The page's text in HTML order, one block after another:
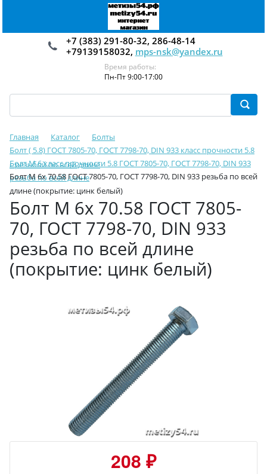
+7 (383) 291-80-32, 286-48-14
+79139158032, mps-nsk@yandex.ru
Время работы:
Пн-Пт 9:00-17:00
Главная Каталог
Болты
Болт ( 5.8) ГОСТ 7805-70, ГОСТ 7798-70, DIN 933 класс прочности 5.8
с резьбой по всей длине
Болт М 6 класс прочности 5.8 ГОСТ 7805-70, ГОСТ 7798-70, DIN 933
резьба по всей длине
Болт М 6х 70.58 ГОСТ 7805-70, ГОСТ 7798-70, DIN 933 резьба по всей
длине (покрытие: цинк белый)
Болт М 6х 70.58 ГОСТ 7805-
70, ГОСТ 7798-70, DIN 933
резьба по всей длине
(покрытие: цинк белый)
208 ₽